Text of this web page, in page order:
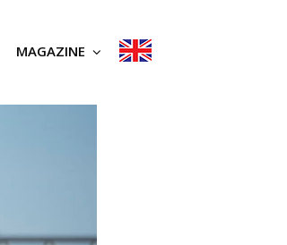
MAGAZINE